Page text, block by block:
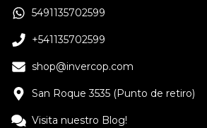
5491135702599
+541135702599
shop@invercop.com
San Roque 3535 (Punto de retiro)
Visita nuestro Blog!